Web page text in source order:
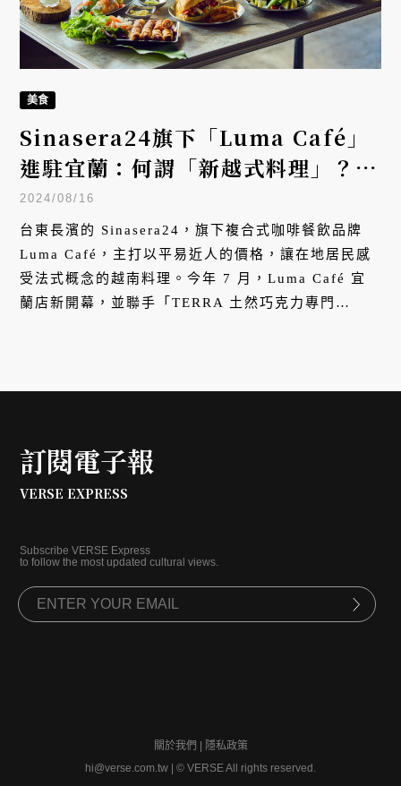
美食
Sinasera24旗下「Luma Café」
進駐宜蘭：何謂「新越式料理」？探
索在地咖啡館的多元食尚
2024/08/16
台東長濱的 Sinasera24，旗下複合式咖啡餐飲品牌
Luma Café，主打以平易近人的價格，讓在地居民感
受法式概念的越南料理。今年 7 月，Luma Café 宜
蘭店新開幕，並聯手「TERRA 土然巧克力專門
訂閱電子報
VERSE EXPRESS
Subscribe VERSE Express
to follow the most updated cultural views.
關於我們
隱私政策
hi@verse.com.tw
© VERSE All rights reserved.